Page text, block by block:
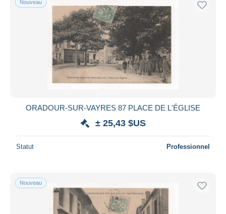
Nouveau
ORADOUR-SUR-VAYRES 87 PLACE DE L'ÉGLISE
± 25,43 $US
Statut Professionnel
Nouveau